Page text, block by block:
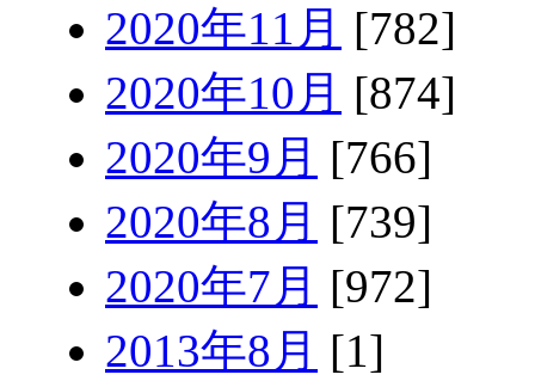
2020年11月 [782]
2020年10月 [874]
2020年9月 [766]
2020年8月 [739]
2020年7月 [972]
2013年8月 [1]